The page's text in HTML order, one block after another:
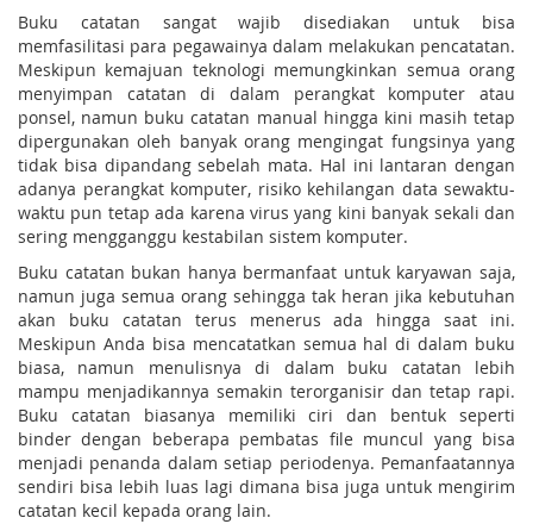
Buku catatan sangat wajib disediakan untuk bisa
memfasilitasi para pegawainya dalam melakukan pencatatan.
Meskipun kemajuan teknologi memungkinkan semua orang
menyimpan catatan di dalam perangkat komputer atau
ponsel, namun buku catatan manual hingga kini masih tetap
dipergunakan oleh banyak orang mengingat fungsinya yang
tidak bisa dipandang sebelah mata. Hal ini lantaran dengan
adanya perangkat komputer, risiko kehilangan data sewaktu-
waktu pun tetap ada karena virus yang kini banyak sekali dan
sering mengganggu kestabilan sistem komputer.
Buku catatan bukan hanya bermanfaat untuk karyawan saja,
namun juga semua orang sehingga tak heran jika kebutuhan
akan buku catatan terus menerus ada hingga saat ini.
Meskipun Anda bisa mencatatkan semua hal di dalam buku
biasa, namun menulisnya di dalam buku catatan lebih
mampu menjadikannya semakin terorganisir dan tetap rapi.
Buku catatan biasanya memiliki ciri dan bentuk seperti
binder dengan beberapa pembatas file muncul yang bisa
menjadi penanda dalam setiap periodenya. Pemanfaatannya
sendiri bisa lebih luas lagi dimana bisa juga untuk mengirim
catatan kecil kepada orang lain.